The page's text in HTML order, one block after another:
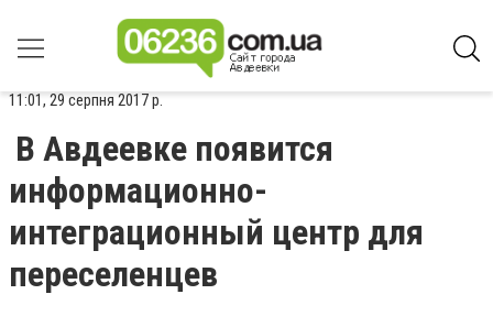
11:01, 29 серпня 2017 р.
В Авдеевке появится
информационно-
интеграционный центр для
переселенцев